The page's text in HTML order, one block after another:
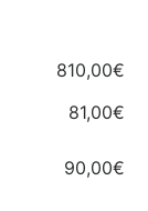
810,00€
81,00€
90,00€